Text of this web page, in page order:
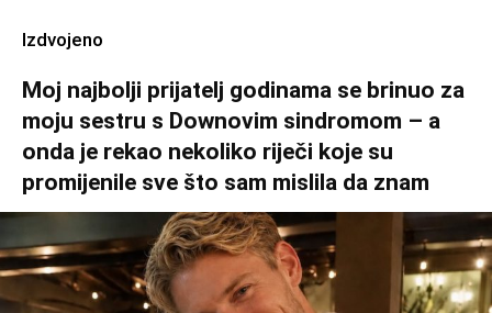
Izdvojeno
Moj najbolji prijatelj godinama se brinuo za
moju sestru s Downovim sindromom – a
onda je rekao nekoliko riječi koje su
promijenile sve što sam mislila da znam